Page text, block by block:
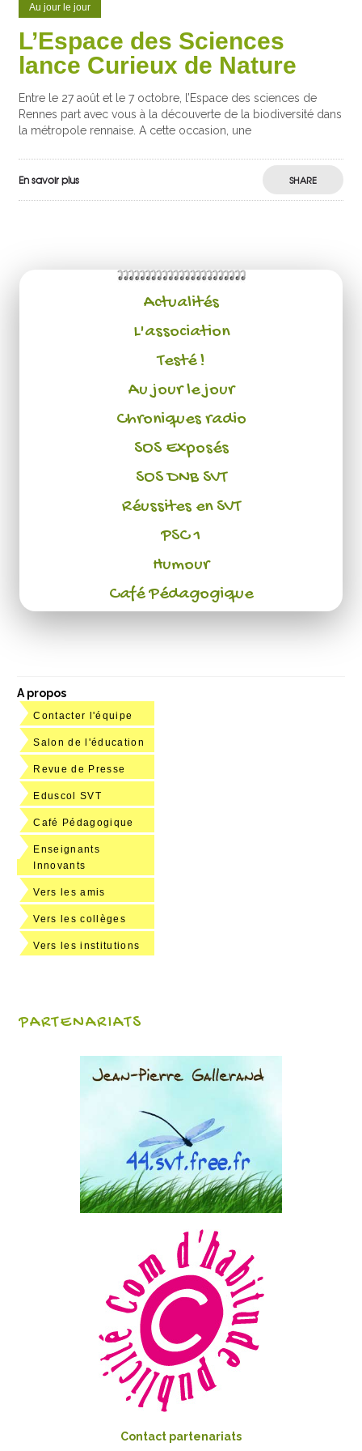
Au jour le jour
L’Espace des Sciences
lance Curieux de Nature
Entre le 27 août et le 7 octobre, l’Espace des sciences de
Rennes part avec vous à la découverte de la biodiversité dans
la métropole rennaise. A cette occasion, une
En savoir plus SHARE
Actualités
L'association
Testé !
Au jour le jour
Chroniques radio
SOS Exposés
SOS DNB SVT
Réussites en SVT
PSC 1
Humour
Café Pédagogique
A propos
Contacter l'équipe
Salon de l'éducation
Revue de Presse
Eduscol SVT
Café Pédagogique
Enseignants
Innovants
Vers les amis
Vers les collèges
Vers les institutions
PARTENARIATS
Contact partenariats